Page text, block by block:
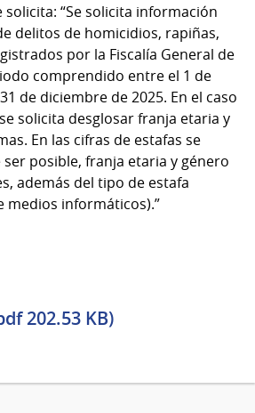
solicita: “Se solicita información
delitos de homicidios, rapiñas,
por la Fiscalía General de
comprendido entre el 1 de
de diciembre de 2025. En el caso
solicita desglosar franja etaria y
En las cifras de estafas se
posible, franja etaria y género
además del tipo de estafa
medios informáticos).”
202.53 KB)